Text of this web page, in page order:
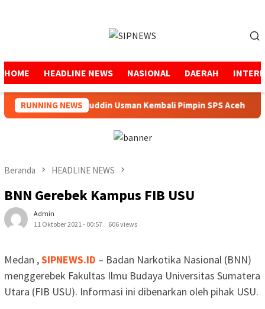
HOME HEADLINE NEWS NASIONAL DAERAH
RUNNING NEWS
Mukhtaruddin Usman Kembali Pimpin SPS Aceh
Beranda HEADLINE NEWS
BNN Gerebek Kampus FIB USU
Admin
11 Oktober 2021 - 00:57
606 views
Medan ,SIPNEWS.ID – Badan Narkotika Nasional (BNN)
menggerebek Fakultas Ilmu Budaya Universitas Sumatera
Utara (FIB USU). Informasi ini dibenarkan oleh pihak USU.